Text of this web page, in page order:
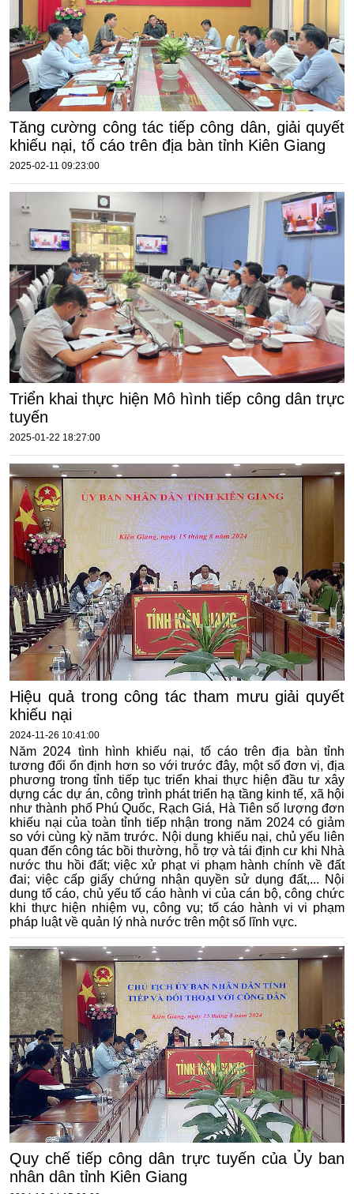
Tăng cường công tác tiếp công dân, giải quyết
khiếu nại, tố cáo trên địa bàn tỉnh Kiên Giang
2025-02-11 09:23:00
Triển khai thực hiện Mô hình tiếp công dân trực
tuyến
2025-01-22 18:27:00
Hiệu quả trong công tác tham mưu giải quyết
khiếu nại
2024-11-26 10:41:00
Năm 2024 tình hình khiếu nại, tố cáo trên địa bàn tỉnh
tương đối ổn định hơn so với trước đây, một số đơn vị, địa
phương trong tỉnh tiếp tục triển khai thực hiện đầu tư xây
dựng các dự án, công trình phát triển hạ tầng kinh tế, xã hội
như thành phố Phú Quốc, Rạch Giá, Hà Tiên số lượng đơn
khiếu nại của toàn tỉnh tiếp nhận trong năm 2024 có giảm
so với cùng kỳ năm trước. Nội dung khiếu nại, chủ yếu liên
quan đến công tác bồi thường, hỗ trợ và tái định cư khi Nhà
nước thu hồi đất; việc xử phạt vi phạm hành chính về đất
đai; việc cấp giấy chứng nhận quyền sử dụng đất,... Nội
dung tố cáo, chủ yếu tố cáo hành vi của cán bộ, công chức
khi thực hiện nhiệm vụ, công vụ; tố cáo hành vi vi phạm
pháp luật về quản lý nhà nước trên một số lĩnh vực.
Quy chế tiếp công dân trực tuyến của Ủy ban
nhân dân tỉnh Kiên Giang